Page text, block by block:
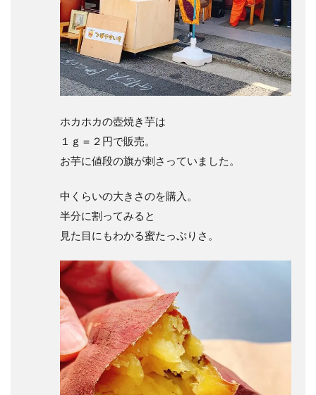
ホカホカの壺焼き芋は
１ｇ＝２円で販売。
お芋に値段の旗が刺さっていました。
中くらいの大きさのを購入。
半分に割ってみると
見た目にもわかる蜜たっぷりさ。